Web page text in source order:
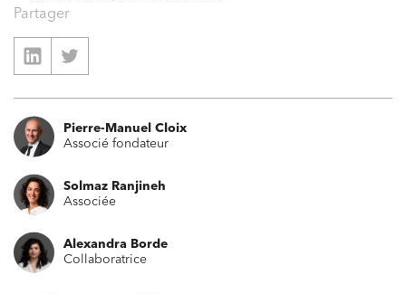
Partager
Pierre-Manuel Cloix
Associé fondateur
Solmaz Ranjineh
Associée
Alexandra Borde
Collaboratrice
Associations et acteurs de l’économie sociale et
solidaire